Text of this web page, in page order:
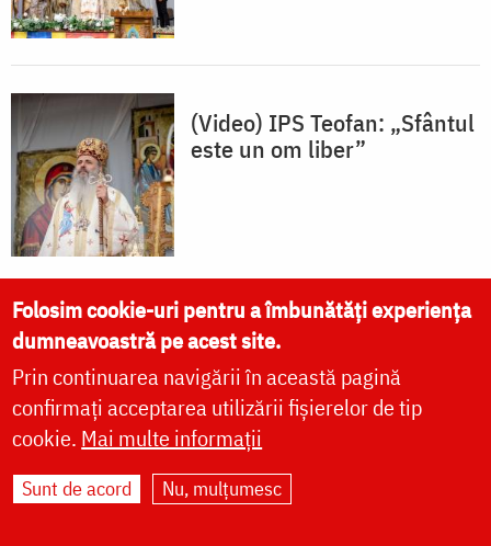
(Video) IPS Teofan: „Sfântul
este un om liber”
Sfinții – comuniunea Iubirii
Folosim cookie-uri pentru a îmbunătăți experiența
dumneavoastră pe acest site.
Prin continuarea navigării în această pagină
confirmați acceptarea utilizării fișierelor de tip
cookie. Mai multe informații
Sunt de acord Nu, mulțumesc